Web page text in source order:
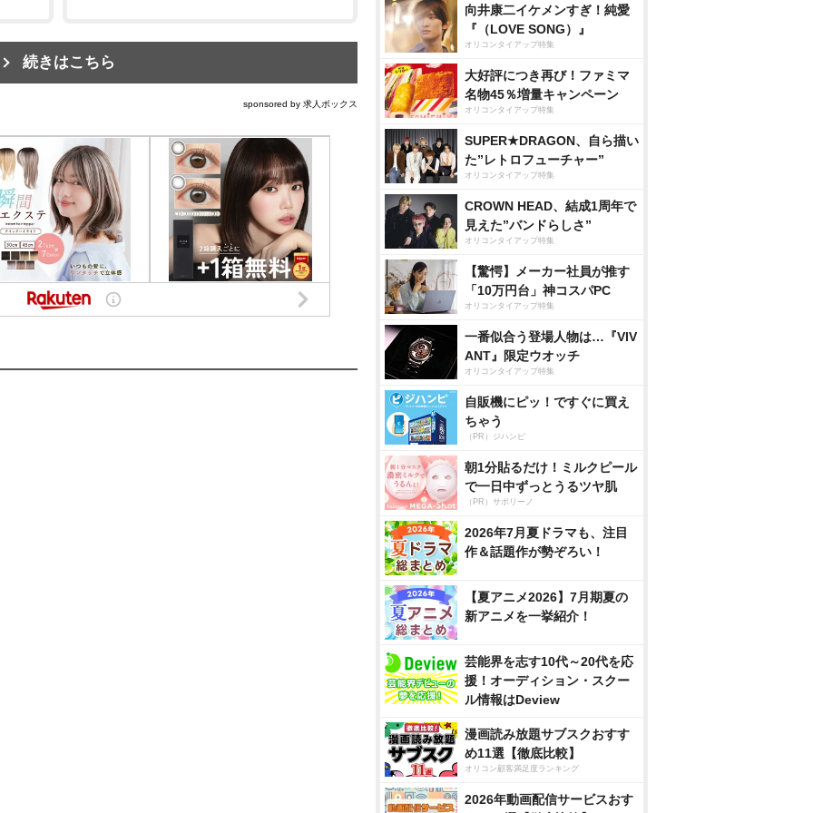
続きはこちら
sponsored by 求人ボックス
向井康二イケメンすぎ！純愛
『（LOVE SONG）』
オリコンタイアップ特集
大好評につき再び！ファミマ
名物45％増量キャンペーン
オリコンタイアップ特集
SUPER★DRAGON、自ら描い
た”レトロフューチャー”
オリコンタイアップ特集
CROWN HEAD、結成1周年で
見えた”バンドらしさ”
オリコンタイアップ特集
【驚愕】メーカー社員が推す
「10万円台」神コスパPC
オリコンタイアップ特集
一番似合う登場人物は…『VIV
ANT』限定ウオッチ
オリコンタイアップ特集
自販機にピッ！ですぐに買え
ちゃう
（PR）ジハンピ
朝1分貼るだけ！ミルクピール
で一日中ずっとうるツヤ肌
（PR）サボリーノ
2026年7月夏ドラマも、注目
作＆話題作が勢ぞろい！
【夏アニメ2026】7月期夏の
新アニメを一挙紹介！
芸能界を志す10代～20代を応
援！オーディション・スクー
ル情報はDeview
漫画読み放題サブスクおすす
め11選【徹底比較】
オリコン顧客満足度ランキング
2026年動画配信サービスおす